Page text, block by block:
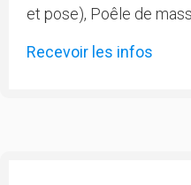
et pose), Poêle de
Recevoir les infos